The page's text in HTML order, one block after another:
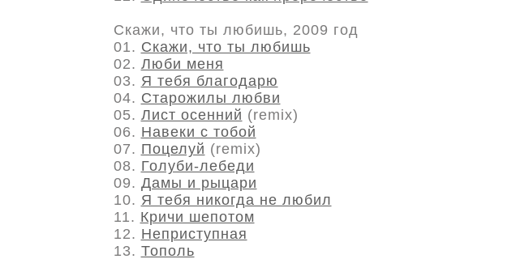
Скажи, что ты любишь, 2009 год
01. Скажи, что ты любишь
02. Люби меня
03. Я тебя благодарю
04. Старожилы любви
05. Лист осенний (remix)
06. Навеки с тобой
07. Поцелуй (remix)
08. Голуби-лебеди
09. Дамы и рыцари
10. Я тебя никогда не любил
11. Кричи шепотом
12. Неприступная
13. Тополь